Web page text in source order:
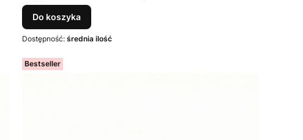
Do koszyka
Dostępność:średnia ilość
Bestseller